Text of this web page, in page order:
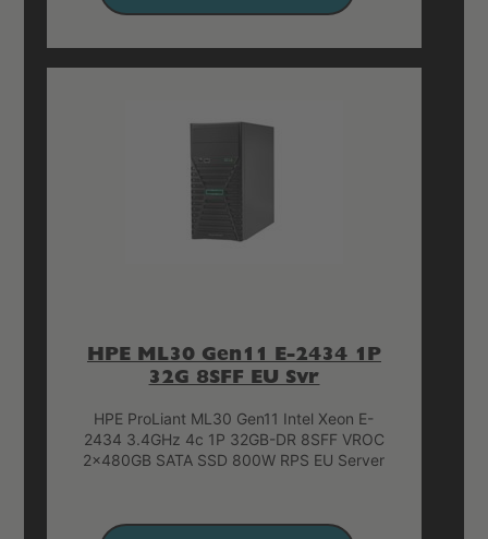
HPE ML30 Gen11 E-2434 1P
32G 8SFF EU Svr
HPE ProLiant ML30 Gen11 Intel Xeon E-
2434 3.4GHz 4c 1P 32GB-DR 8SFF VROC
2x480GB SATA SSD 800W RPS EU Server